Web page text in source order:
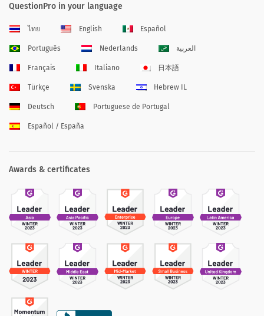
QuestionPro in your language
ไทย English Español
Português Nederlands العربية
Français Italiano 日本語
Türkçe Svenska Hebrew IL
Deutsch Portuguese de Portugal
Español / España
Awards & certificates